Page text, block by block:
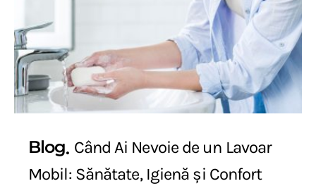
Blog Când Ai Nevoie de un Lavoar
Mobil: Sănătate, Igienă și Confort